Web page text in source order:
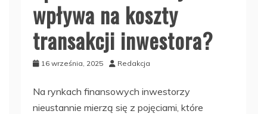
wpływa na koszty
transakcji inwestora?
16 września, 2025 Redakcja
Na rynkach finansowych inwestorzy
nieustannie mierzą się z pojęciami, które